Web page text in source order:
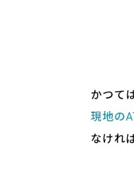
かつて
現地の
なけれ